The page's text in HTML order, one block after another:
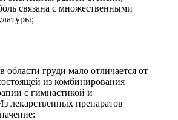
связана с множественными
области груди мало отличается от
из комбинирования
с гимнастикой и
лекарственных препаратов